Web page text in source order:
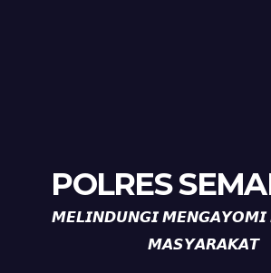
POLRES
𝙈𝙀𝙇𝙄𝙉𝘿𝙐𝙉𝙂𝙄 𝙈𝙀𝙉𝙂𝘼𝙔𝙊𝙈𝙄
𝙈𝘼𝙎𝙔𝘼𝙍𝘼𝙆𝘼𝙏